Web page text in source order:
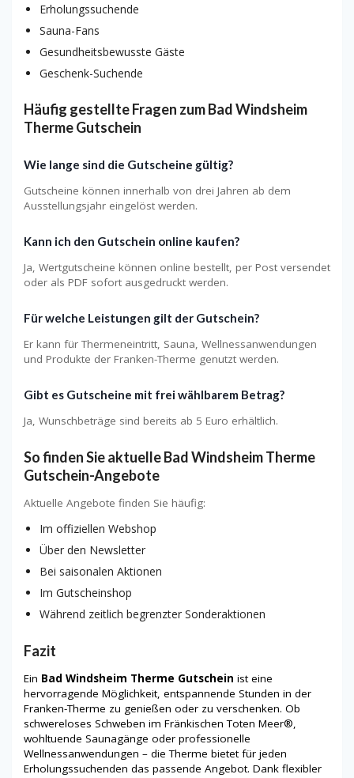
Erholungssuchende
Sauna-Fans
Gesundheitsbewusste Gäste
Geschenk-Suchende
Häufig gestellte Fragen zum Bad Windsheim
Therme Gutschein
Wie lange sind die Gutscheine gültig?
Gutscheine können innerhalb von drei Jahren ab dem
Ausstellungsjahr eingelöst werden.
Kann ich den Gutschein online kaufen?
Ja, Wertgutscheine können online bestellt, per Post versendet
oder als PDF sofort ausgedruckt werden.
Für welche Leistungen gilt der Gutschein?
Er kann für Thermeneintritt, Sauna, Wellnessanwendungen
und Produkte der Franken-Therme genutzt werden.
Gibt es Gutscheine mit frei wählbarem Betrag?
Ja, Wunschbeträge sind bereits ab 5 Euro erhältlich.
So finden Sie aktuelle Bad Windsheim Therme
Gutschein-Angebote
Aktuelle Angebote finden Sie häufig:
Im offiziellen Webshop
Über den Newsletter
Bei saisonalen Aktionen
Im Gutscheinshop
Während zeitlich begrenzter Sonderaktionen
Fazit
Ein Bad Windsheim Therme Gutschein ist eine
hervorragende Möglichkeit, entspannende Stunden in der
Franken-Therme zu genießen oder zu verschenken. Ob
schwereloses Schweben im Fränkischen Toten Meer®,
wohltuende Saunagänge oder professionelle
Wellnessanwendungen – die Therme bietet für jeden
Erholungssuchenden das passende Angebot. Dank flexibler